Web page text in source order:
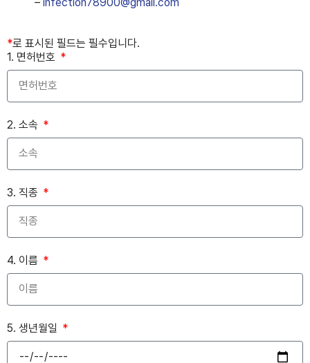
*로 표시된 필드는 필수입니다.
1. 면허번호
2. 소속
3. 직종
4. 이름
5. 생년월일